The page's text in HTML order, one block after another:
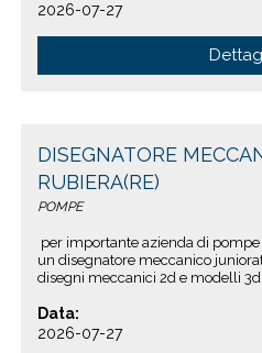
2026-07-27
DISEGNATORE
RUBIERA(RE)
POMPE
per importante azienda di
un disegnatore meccanico
disegni meccanici 2d e modelli
Data:
2026-07-27